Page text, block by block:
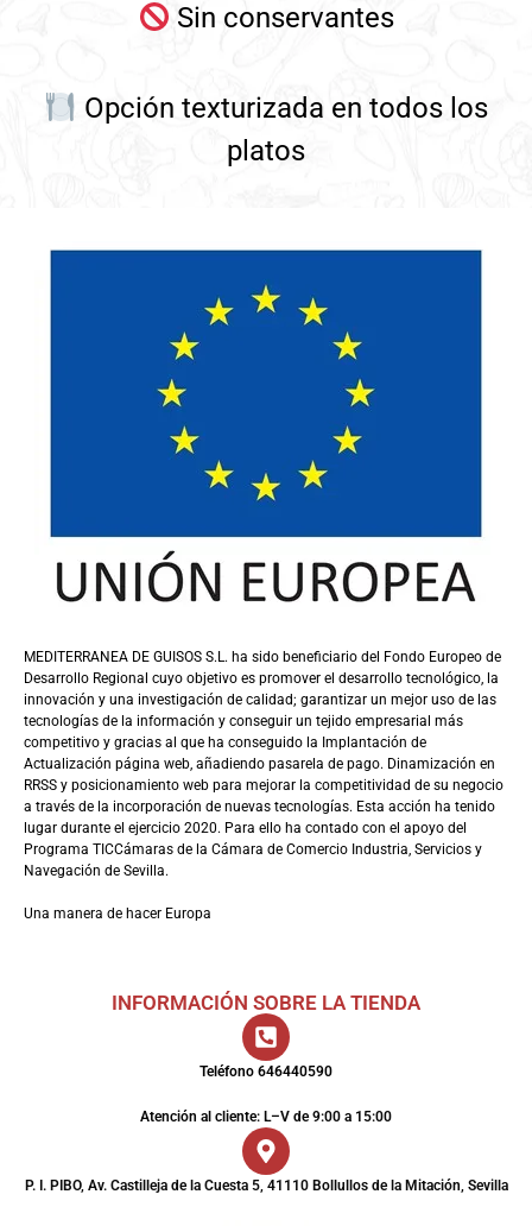
Sin conservantes
Opción texturizada en todos los
platos
MEDITERRANEA DE GUISOS S.L. ha sido beneficiario del Fondo Europeo de
Desarrollo Regional cuyo objetivo es promover el desarrollo tecnológico, la
innovación y una investigación de calidad; garantizar un mejor uso de las
tecnologías de la información y conseguir un tejido empresarial más
competitivo y gracias al que ha conseguido la Implantación de
Actualización página web, añadiendo pasarela de pago. Dinamización en
RRSS y posicionamiento web para mejorar la competitividad de su negocio
a través de la incorporación de nuevas tecnologías. Esta acción ha tenido
lugar durante el ejercicio 2020. Para ello ha contado con el apoyo del
Programa TICCámaras de la Cámara de Comercio Industria, Servicios y
Navegación de Sevilla.
Una manera de hacer Europa
INFORMACIÓN SOBRE LA TIENDA
Teléfono 646440590
Atención al cliente: L–V de 9:00 a 15:00
P. I. PIBO, Av. Castilleja de la Cuesta 5, 41110 Bollullos de la Mitación, Sevilla